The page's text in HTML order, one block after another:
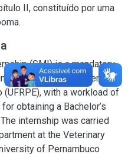
II, constituído por uma
(SMI) is a mandatory
program at the Federal
with a workload of
obtaining a Bachelor’s
internship was carried
at the Veterinary
of Pernambuco